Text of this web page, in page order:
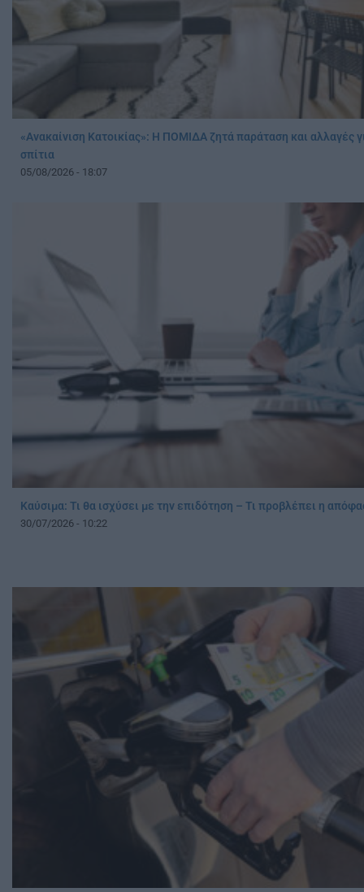
«Ανακαίνιση Κατοικίας»: Η ΠΟΜΙΔΑ ζητά παράταση και αλλαγές
σπίτια
05/08/2026 - 18:07
Καύσιμα: Τι θα ισχύσει με την επιδότηση – Τι προβλέπει η
30/07/2026 - 10:22